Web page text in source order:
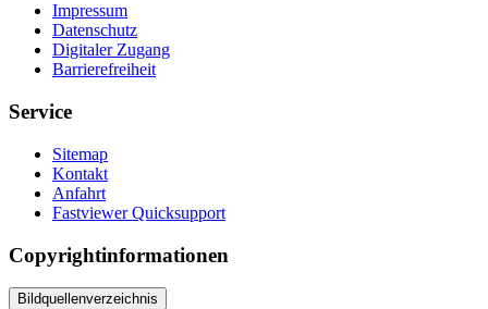
Impressum
Datenschutz
Digitaler Zugang
Barrierefreiheit
Service
Sitemap
Kontakt
Anfahrt
Fastviewer Quicksupport
Copyrightinformationen
Bildquellenverzeichnis